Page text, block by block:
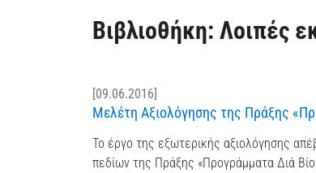
Βιβλιοθήκη: Λοιπές
[09.06.2016]
Μελέτη Αξιολόγησης της Πράξης
Το έργο της εξωτερικής αξιολόγησης
πεδίων της Πράξης «Προγράμματα Διά